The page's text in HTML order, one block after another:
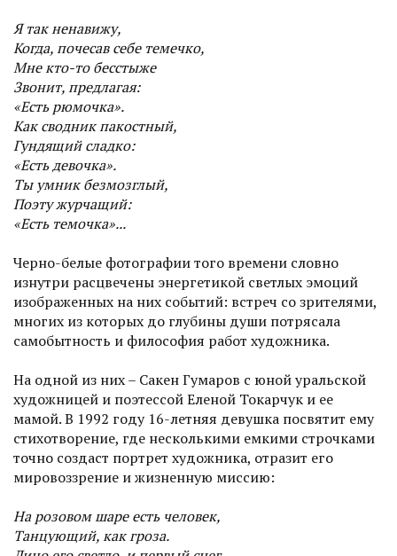
Я так ненавижу,
Когда, почесав себе темечко,
Мне кто-то бесстыже
Звонит, предлагая:
«Есть рюмочка».
Как сводник пакостный,
Гундящий сладко:
«Есть девочка».
Ты умник безмозглый,
Поэту журчащий:
«Есть темочка»...
Черно-белые фотографии того времени словно
изнутри расцвечены энергетикой светлых эмоций
изображенных на них событий: встреч со зрителями,
многих из которых до глубины души потрясала
самобытность и философия работ художника.
На одной из них – Сакен Гумаров с юной уральской
художницей и поэтессой Еленой Токарчук и ее
мамой. В 1992 году 16-летняя девушка посвятит ему
стихотворение, где несколькими емкими строчками
точно создаст портрет художника, отразит его
мировоззрение и жизненную миссию:
На розовом шаре есть человек,
Танцующий, как гроза.